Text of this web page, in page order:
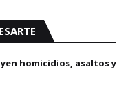
homicidios, asaltos y